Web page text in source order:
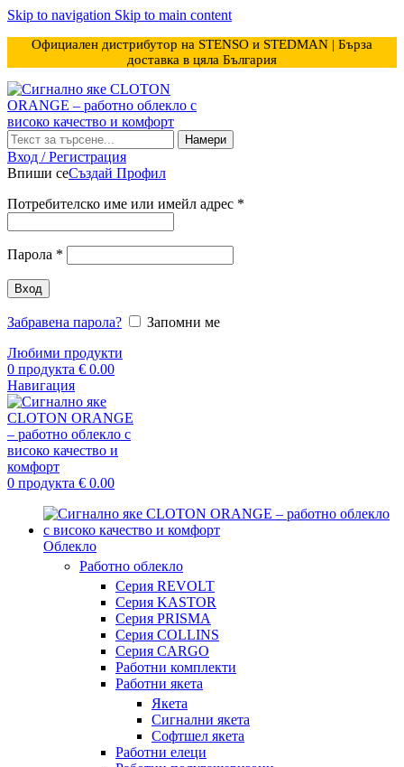
Skip to navigation Skip to main content
Официален дистрибутор на STENSO и STEDMAN | Бърза
доставка в цяла България
Намери
Вход / Регистрация
Впиши сеСъздай Профил
Потребителско име или имейл адрес *
Парола *
Вход
Забравена парола?
Запомни ме
Любими продукти
0 продукта € 0.00
Навигация
0 продукта € 0.00
Облекло
Работно облекло
Серия REVOLT
Серия KASTOR
Серия PRISMA
Серия COLLINS
Серия CARGO
Работни комплекти
Работни якета
Якета
Сигнални якета
Софтшел якета
Работни елеци